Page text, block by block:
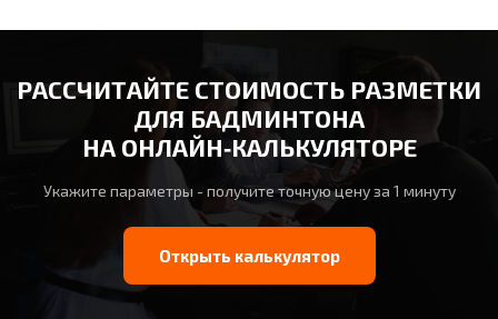
РАССЧИТАЙТЕ СТОИМОСТЬ РАЗМЕТКИ
ДЛЯ БАДМИНТОНА
НА ОНЛАЙН‑КАЛЬКУЛЯТОРЕ
Укажите параметры - получите точную цену за 1 минуту
Открыть калькулятор